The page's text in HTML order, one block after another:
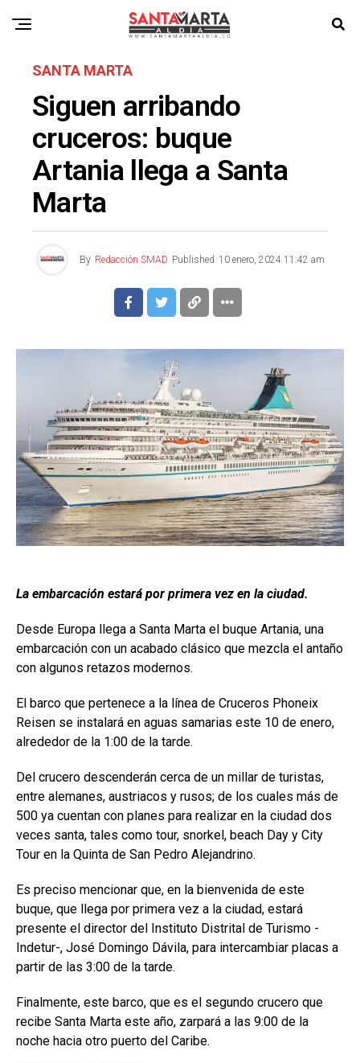
SANTA MARTA
Siguen arribando
cruceros: buque
Artania llega a Santa
Marta
By Redacción SMAD Published 10 enero, 2024 11:42 am
La embarcación estará por primera vez en la ciudad.
Desde Europa llega a Santa Marta el buque Artania, una
embarcación con un acabado clásico que mezcla el antaño
con algunos retazos modernos.
El barco que pertenece a la línea de Cruceros Phoneix
Reisen se instalará en aguas samarias este 10 de enero,
alrededor de la 1:00 de la tarde.
Del crucero descenderán cerca de un millar de turistas,
entre alemanes, austriacos y rusos; de los cuales más de
500 ya cuentan con planes para realizar en la ciudad dos
veces santa, tales como tour, snorkel, beach Day y City
Tour en la Quinta de San Pedro Alejandrino.
Es preciso mencionar que, en la bienvenida de este
buque, que llega por primera vez a la ciudad, estará
presente el director del Instituto Distrital de Turismo -
Indetur-, José Domingo Dávila, para intercambiar placas a
partir de las 3:00 de la tarde.
Finalmente, este barco, que es el segundo crucero que
recibe Santa Marta este año, zarpará a las 9:00 de la
noche hacia otro puerto del Caribe.